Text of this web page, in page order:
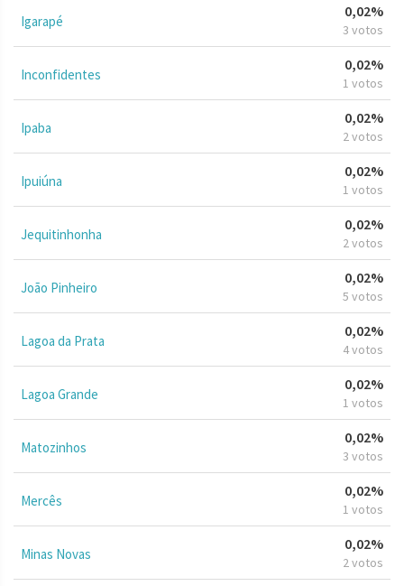
Igarapé
0,02%
3 votos
Inconfidentes
0,02%
1 votos
Ipaba
0,02%
2 votos
Ipuiúna
0,02%
1 votos
Jequitinhonha
0,02%
2 votos
João Pinheiro
0,02%
5 votos
Lagoa da Prata
0,02%
4 votos
Lagoa Grande
0,02%
1 votos
Matozinhos
0,02%
3 votos
Mercês
0,02%
1 votos
Minas Novas
0,02%
2 votos